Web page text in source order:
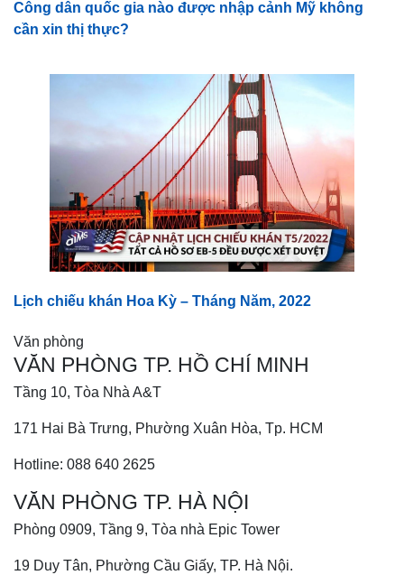
Công dân quốc gia nào được nhập cảnh Mỹ không
cần xin thị thực?
Lịch chiếu khán Hoa Kỳ – Tháng Năm, 2022
Văn phòng
VĂN PHÒNG TP. HỒ CHÍ MINH
Tầng 10, Tòa Nhà A&T
171 Hai Bà Trưng, Phường Xuân Hòa, Tp. HCM
Hotline: 088 640 2625
VĂN PHÒNG TP. HÀ NỘI
Phòng 0909, Tầng 9, Tòa nhà Epic Tower
19 Duy Tân, Phường Cầu Giấy, TP. Hà Nội.